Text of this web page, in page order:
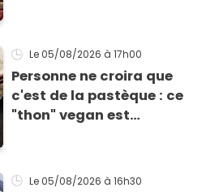
grillades
Le 05/08/2026 à 17h00
Personne ne croira que
c'est de la pastèque : ce
"thon" vegan est
Le 05/08/2026 à 16h30